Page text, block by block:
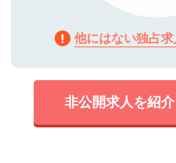
他にはない独占
非公開求人を紹